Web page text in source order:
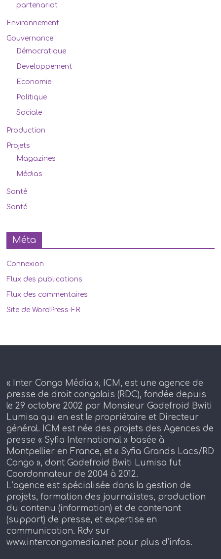
partenariat
Environnement
Gouvernance
Démocratique
Developpement
Economie
Politique
Sociale
Production
Projets
Magazines
Médias
Santé
Santé
Méta
Connexion
Flux des publications
Flux des commentaires
Site de WordPress-FR
« Inter Congo Média », ICM, est une agence de
presse de droit congolais (RDC), fondée depuis
le 29 octobre 2002 par Monsieur Godefroid Bwiti
Lumisa qui en est le propriétaire et Directeur
général. ICM est née des projets des Agences de
presse « Syfia International » basée à
Montpellier en France, et « Syfia Grands Lacs/RD
Congo », dont Godefroid Bwiti Lumisa fut
Coordonnateur de 2004 à 2012.
L’agence est spécialisée dans la gestion de
projets, formation des journalistes, production
du contenu (information) et de contenant
(support) de presse, et expertise en
communication. Rdv sur
www.intercongomedia.net pour plus d’infos.